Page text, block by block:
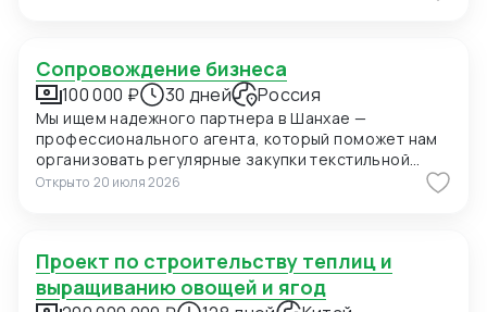
Сопровождение бизнеса
100 000 ₽ 30 дней Россия
Мы ищем надежного партнера в Шанхае —
профессионального агента, который поможет нам
организовать регулярные закупки текстильной
продукции и фурнитуры в Китае. В ближайшее время
мы планируем приехать в Шанхай для личных встреч
и поиск подходящих фабрик. Конкретно сейчас нас
интересуют позиции: 1. Вешалки пластиковые для
мужских костюмов с возможностью нанесения
Открыто 20 июля 2026
Проект по строительству теплиц и
выращиванию овощей и ягод